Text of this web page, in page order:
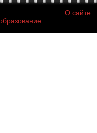
О сайте